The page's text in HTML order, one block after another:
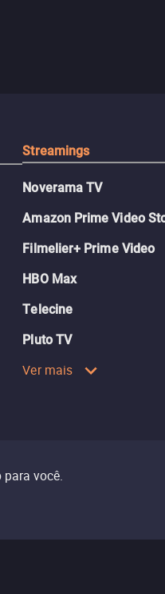
Streamings
Noverama TV
Amazon Prime Video
Filmelier+ Prime Video
HBO Max
Telecine
Pluto TV
Ver mais
você.